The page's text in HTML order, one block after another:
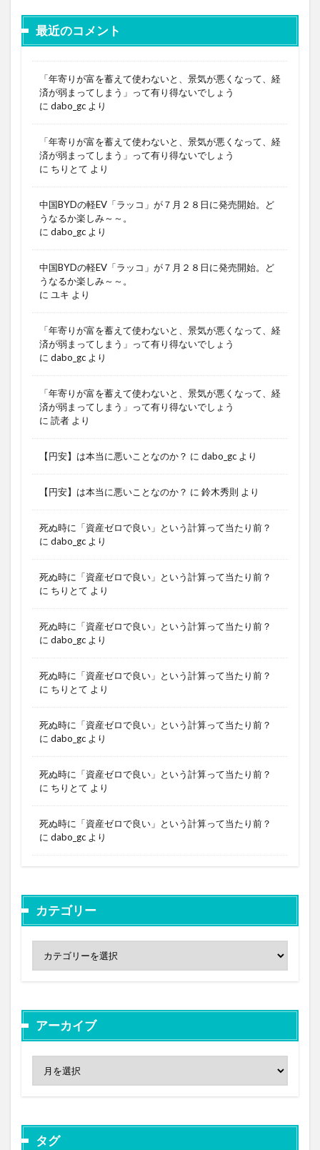
最近のコメント
「年寄りが富を蓄えて使わないと、景気が悪くなって、経
済が弱まってしまう」って有り得ないでしょう
に dabo_gc より
「年寄りが富を蓄えて使わないと、景気が悪くなって、経
済が弱まってしまう」って有り得ないでしょう
に ちりとて より
中国BYDの軽EV「ラッコ」が７月２８日に発売開始。ど
うなるか楽しみ～～。
に dabo_gc より
中国BYDの軽EV「ラッコ」が７月２８日に発売開始。ど
うなるか楽しみ～～。
に ユキ より
「年寄りが富を蓄えて使わないと、景気が悪くなって、経
済が弱まってしまう」って有り得ないでしょう
に dabo_gc より
「年寄りが富を蓄えて使わないと、景気が悪くなって、経
済が弱まってしまう」って有り得ないでしょう
に 読者 より
【円安】は本当に悪いことなのか？ に dabo_gc より
【円安】は本当に悪いことなのか？ に 鈴木秀則 より
死ぬ時に「資産ゼロで良い」という計算って当たり前？
に dabo_gc より
死ぬ時に「資産ゼロで良い」という計算って当たり前？
に ちりとて より
死ぬ時に「資産ゼロで良い」という計算って当たり前？
に dabo_gc より
死ぬ時に「資産ゼロで良い」という計算って当たり前？
に ちりとて より
死ぬ時に「資産ゼロで良い」という計算って当たり前？
に dabo_gc より
死ぬ時に「資産ゼロで良い」という計算って当たり前？
に ちりとて より
死ぬ時に「資産ゼロで良い」という計算って当たり前？
に dabo_gc より
カテゴリー
アーカイブ
タグ